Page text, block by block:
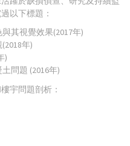
以下標題：
其視覺效果(2017年)
年)
)
問題 (2016年)
宇問題剖析：